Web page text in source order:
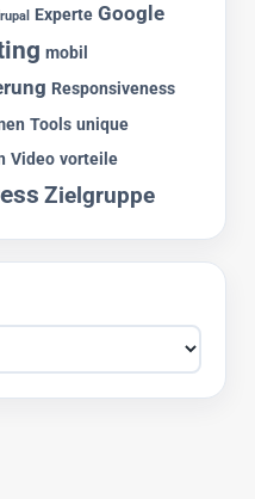
Experte Google
mobil
Responsiveness
Tools unique
Video vorteile
Zielgruppe